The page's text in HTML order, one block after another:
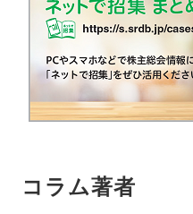
コラム著者